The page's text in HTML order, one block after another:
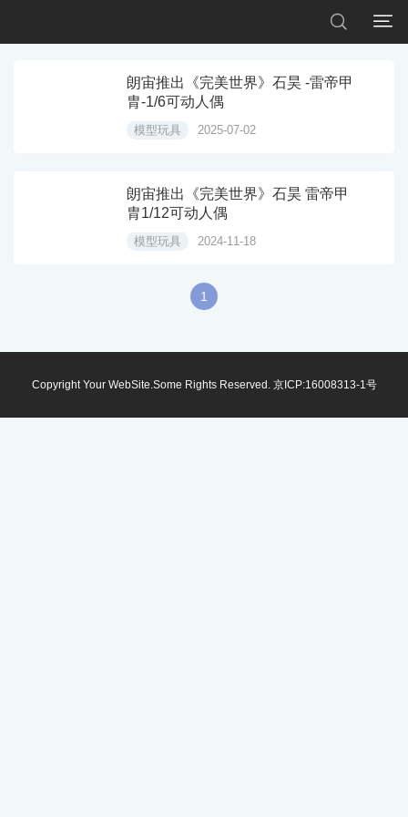


朗宙推出《完美世界》石昊 -雷帝甲
胄-1/6可动人偶
模型玩具 2025-07-02
朗宙推出《完美世界》石昊 雷帝甲
胄1/12可动人偶
模型玩具 2024-11-18
1
Copyright Your WebSite.Some Rights Reserved. 京ICP:16008313-1号